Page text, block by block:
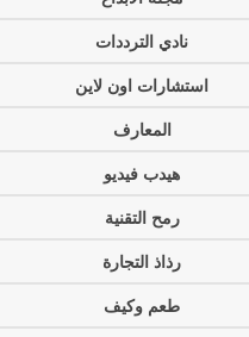
نادي الترددات
استشارات اون لاين
المعارف
هيدب فيديو
رمح التقنية
رذاذ التجارة
طعم وكيف